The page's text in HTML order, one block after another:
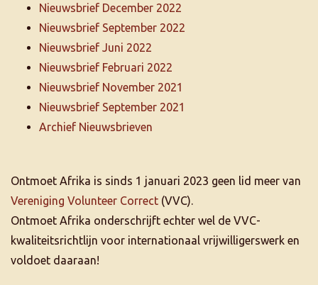
Nieuwsbrief December 2022
Nieuwsbrief September 2022
Nieuwsbrief Juni 2022
Nieuwsbrief Februari 2022
Nieuwsbrief November 2021
Nieuwsbrief September 2021
Archief Nieuwsbrieven
Ontmoet Afrika is sinds 1 januari 2023 geen lid meer van
Vereniging Volunteer Correct (VVC).
Ontmoet Afrika onderschrijft echter wel de VVC-
kwaliteitsrichtlijn voor internationaal vrijwilligerswerk en
voldoet daaraan!